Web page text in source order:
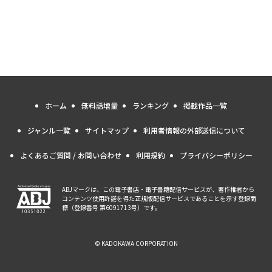
ホーム 無料話増量 ランキング 掲載作品一覧
ジャンル一覧 サイトマップ 利用者情報の外部送信について
よくあるご質問 / お問い合わせ 利用規約 プライバシーポリシー
ABJマークは、この電子書店・電子書籍配信サービスが、著作権者から
コンテンツ使用許諾を得た正規版配信サービスであることを示す登録商
標（登録番号 第6091713号）です。
© KADOKAWA CORPORATION